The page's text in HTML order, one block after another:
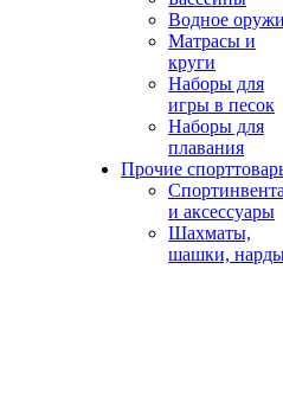
Водное
Матрасы и
круги
Наборы для
игры в песок
Наборы для
плавания
Прочие
и аксессуары
Шахматы,
шашки,